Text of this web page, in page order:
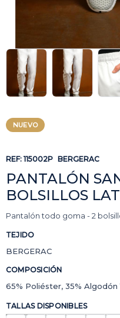
NUEVO
REF: 115002P BERGERAC
PANTALÓN
BOLSILLOS
Pantalón todo goma - 2
TEJIDO
BERGERAC
COMPOSICIÓN
65% Poliéster, 35% Algodón
TALLAS DISPONIBLES